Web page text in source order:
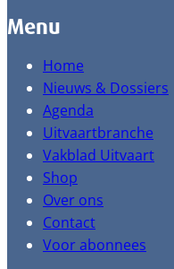
Menu
Home
Nieuws & Dossiers
Agenda
Uitvaartbranche
Vakblad Uitvaart
Shop
Over ons
Contact
Voor abonnees